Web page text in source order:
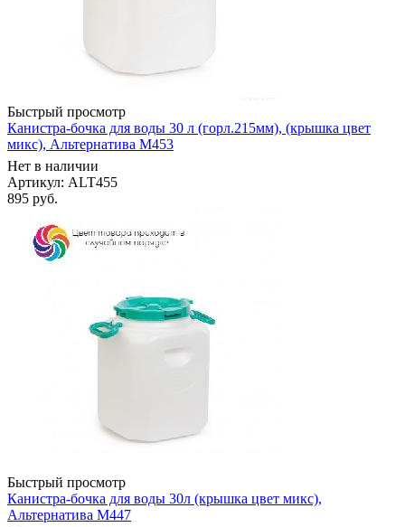
Быстрый просмотр
Канистра-бочка для воды 30 л (горл.215мм), (крышка цвет
микс), Альтернатива М453
Нет в наличии
Артикул: ALT455
895 руб.
Быстрый просмотр
Канистра-бочка для воды 30л (крышка цвет микс),
Альтернатива М447